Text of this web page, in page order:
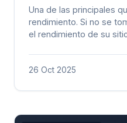
Una de las principales
rendimiento. Si no se
el rendimiento de su
26 Oct 2025